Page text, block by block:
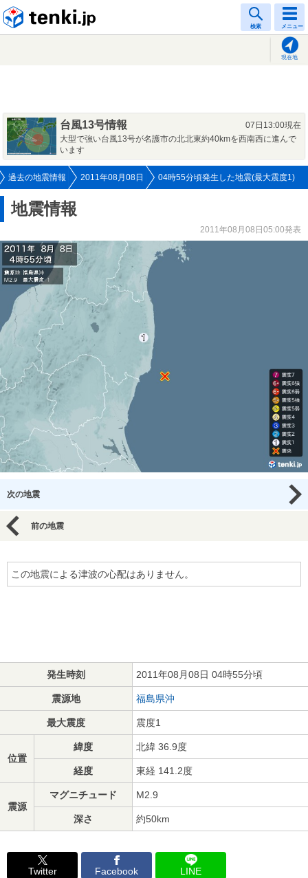
検索 メニュー
現在地
台風13号情報
07日13:00現在
大型で強い台風13号が名護市の北北東約40kmを西南西に進んで
います
過去の地震情報 2011年08月08日 04時55分頃発生した地震(最大震度1)
地震情報
2011年08月08日05:00発表
次の地震
前の地震
この地震による津波の心配はありません。
発生時刻 2011年08月08日 04時55分頃
震源地 福島県沖
最大震度 震度1
位置
緯度 北緯 36.9度
経度 東経 141.2度
震源
マグニチュード M2.9
深さ 約50km
Twitter Facebook LINE